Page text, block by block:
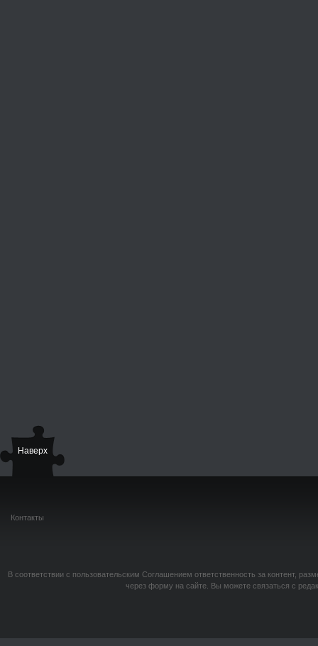
Наверх
Контакты
В соответствии с пользовательским Соглашением ответственность за контент,
через форму на сайте. Вы можете связаться с